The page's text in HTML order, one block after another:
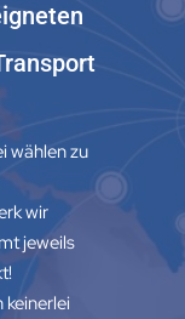
wählen zu
wir
jeweils